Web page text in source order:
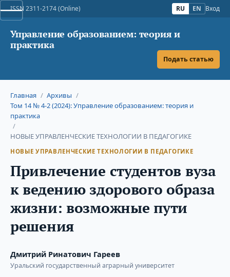
ISSN 2311-2174 (Online) RU EN Вход
Управление образованием: теория и
практика
Подать статью
Главная / Архивы /
Том 14 № 4-2 (2024): Управление образованием: теория и
практика
/
НОВЫЕ УПРАВЛЕНЧЕСКИЕ ТЕХНОЛОГИИ В ПЕДАГОГИКЕ
НОВЫЕ УПРАВЛЕНЧЕСКИЕ ТЕХНОЛОГИИ В ПЕДАГОГИКЕ
Привлечение студентов вуза
к ведению здорового образа
жизни: возможные пути
решения
Дмитрий Ринатович Гареев
Уральский государственный аграрный университет